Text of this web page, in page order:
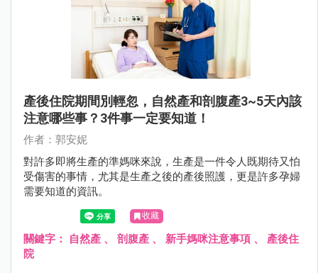
產後住院期間別輕忽，自然產和剖腹產3~5天內該
注意哪些事？3件事一定要知道！
作者：郭安妮
對許多即將生產的準媽咪來說，生產是一件令人既期待又怕
受傷害的事情，尤其是生產之後的產後照護，更是許多孕婦
需要知道的資訊。
收藏
關鍵字： 自然產 、 剖腹產 、 新手媽咪注意事項 、 產後住
院